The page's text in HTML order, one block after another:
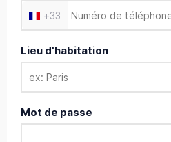
+33
Lieu d'habitation
Mot de passe